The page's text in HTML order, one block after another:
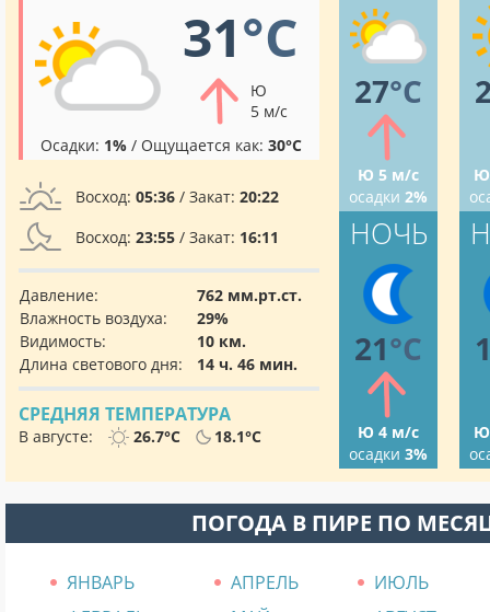
31°C
Ю
5 м/с
Осадки: 1% / Ощущается как: 30°C
Восход: 05:36 / Закат: 20:22
Восход: 23:55 / Закат: 16:11
Давление:
762 мм.рт.ст.
Влажность воздуха:
29%
Видимость:
10 км.
Длина светового дня:
14 ч. 46 мин.
СРЕДНЯЯ ТЕМПЕРАТУРА
В августе: 26.7°C 18.1°C
27°C
Ю 5 м/с
осадки 2%
НОЧЬ
21°C
Ю 4 м/с
осадки 3%
ПОГОДА В ПИРЕ ПО
ЯНВАРЬ АПРЕЛЬ
ИЮЛЬ